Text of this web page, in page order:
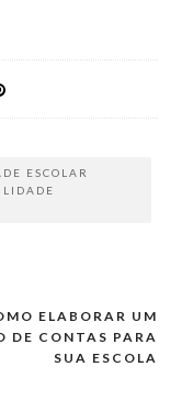
ESCOLAR
ELABORAR UM
DE CONTAS PARA
SUA ESCOLA